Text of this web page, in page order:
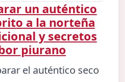
un auténtico
a la norteña
y secretos
piurano
el auténtico seco